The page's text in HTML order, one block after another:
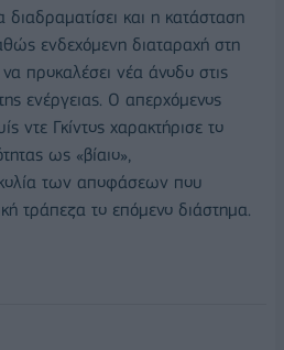
διαδραματίσει και η κατάσταση
ενδεχόμενη διαταραχή στη
προκαλέσει νέα άνοδο στις
ενέργειας. Ο απερχόμενος
ντε Γκίντος χαρακτήρισε το
ως «βίαιο»,
των αποφάσεων που
τράπεζα το επόμενο διάστημα.